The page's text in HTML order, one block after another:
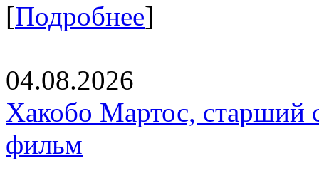
[Подробнее]
04.08.2026
Хакобо Мартос, старший
фильм